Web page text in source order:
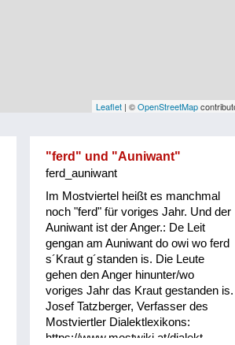
Leaflet | ©OpenStreetMap
"ferd" und "Auniwant"
ferd_auniwant
Im Mostviertel heißt es manchmal
noch "ferd" für voriges Jahr. Und der
Auniwant ist der Anger.: De Leit
gengan am Auniwant do owi wo ferd
s´Kraut g´standen is. Die Leute
gehen den Anger hinunter/wo
voriges Jahr das Kraut gestanden is.
Josef Tatzberger, Verfasser des
Mostviertler Dialektlexikons:
https://www.mostwiki.at/dialekt